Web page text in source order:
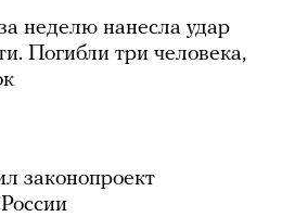
неделю нанесла удар
Погибли три человека,
законопроект